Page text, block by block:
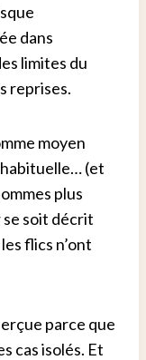
dans
limites du
reprises.
moyen
(et
plus
se soit décrit
flics n’ont
parce que
cas isolés. Et